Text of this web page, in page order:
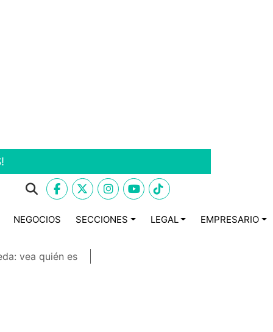
NEGOCIOS SECCIONES LEGAL EMPRESARIO
vea quién es